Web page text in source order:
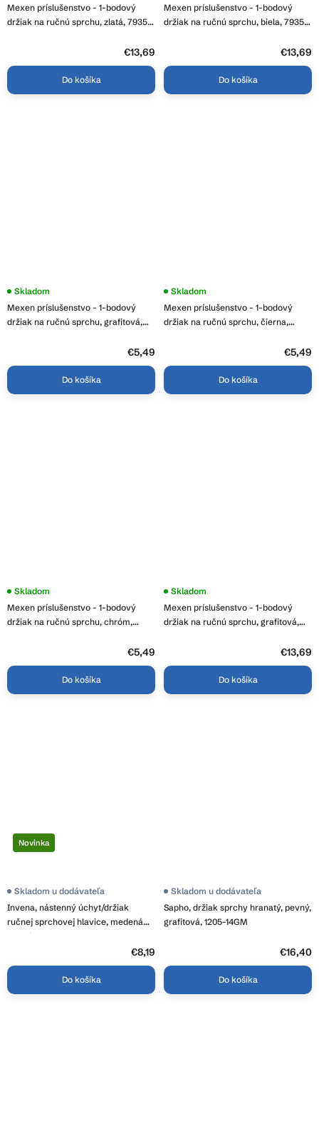
Mexen príslušenstvo - 1-bodový
držiak na ručnú sprchu, zlatá, 79351-
€13,69
Do košíka
Mexen príslušenstvo - 1-bodový
držiak na ručnú sprchu, biela, 79351-
€13,69
Do košíka
Mexen príslušenstvo - 1-bodový
držiak na ručnú sprchu, grafitová,
Skladom
€5,49
Do košíka
Mexen príslušenstvo - 1-bodový
držiak na ručnú sprchu, čierna,
Skladom
€5,49
Do košíka
Mexen príslušenstvo - 1-bodový
držiak na ručnú sprchu, chróm,
Skladom
€5,49
Do košíka
Mexen príslušenstvo - 1-bodový
držiak na ručnú sprchu, grafitová,
Skladom
€13,69
Do košíka
Novinka
Invena, nástenný úchyt/držiak
ručnej sprchovej hlavice, medená
matná, INV-SC-B1-247-V
Skladom u dodávateľa
€8,19
Do košíka
Sapho, držiak sprchy hranatý, pevný,
grafitová, 1205-14GM
Skladom u dodávateľa
€16,40
Do košíka